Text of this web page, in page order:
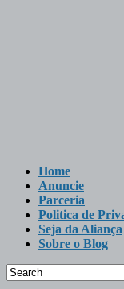
Home
Anuncie
Parceria
Politica de
Seja da Aliança
Sobre o Blog